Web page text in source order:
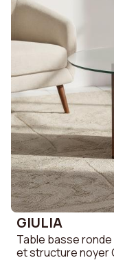
GIULIA
Table basse
et structure noyer